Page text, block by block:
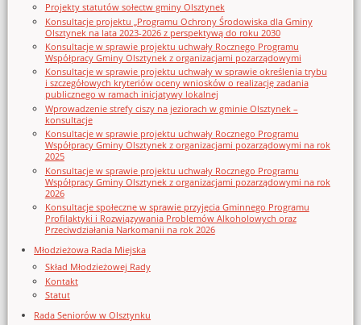
Projekty statutów sołectw gminy Olsztynek
Konsultacje projektu „Programu Ochrony Środowiska dla Gminy
Olsztynek na lata 2023-2026 z perspektywą do roku 2030
Konsultacje w sprawie projektu uchwały Rocznego Programu
Współpracy Gminy Olsztynek z organizacjami pozarządowymi
Konsultacje w sprawie projektu uchwały w sprawie określenia trybu
i szczegółowych kryteriów oceny wniosków o realizację zadania
publicznego w ramach inicjatywy lokalnej
Wprowadzenie strefy ciszy na jeziorach w gminie Olsztynek –
konsultacje
Konsultacje w sprawie projektu uchwały Rocznego Programu
Współpracy Gminy Olsztynek z organizacjami pozarządowymi na rok
2025
Konsultacje w sprawie projektu uchwały Rocznego Programu
Współpracy Gminy Olsztynek z organizacjami pozarządowymi na rok
2026
Konsultacje społeczne w sprawie przyjęcia Gminnego Programu
Profilaktyki i Rozwiązywania Problemów Alkoholowych oraz
Przeciwdziałania Narkomanii na rok 2026
Młodzieżowa Rada Miejska
Skład Młodzieżowej Rady
Kontakt
Statut
Rada Seniorów w Olsztynku